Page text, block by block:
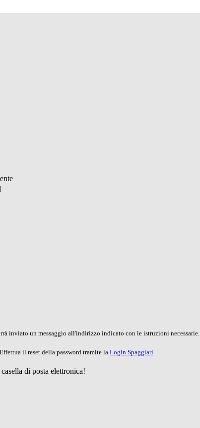
inviato un messaggio all'indirizzo indicato con le istruzioni necessarie.
il reset della password tramite la Login Spaggiari
di posta elettronica!